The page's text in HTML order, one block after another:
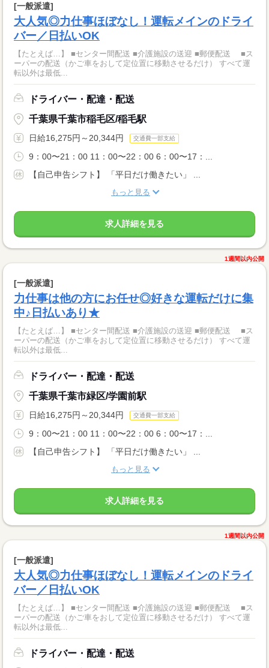
[一般派遣]
大人気◎力仕事ほぼなし！運転メインのドライ
バー／日払いOK
【たとえば…】 ■センター間配送 ■介護施設の送迎 ■郵便配送 ■ス
ーパーの配送（かご車をおして定位置に移動させるだけ） すべて運
転以外は最低...
ドライバー・配達・配送
千葉県千葉市稲毛区/稲毛駅
日給16,275円～20,344円 交通費一部支給
9：00〜21：00 11：00〜22：00 6：00〜17：...
【自己申告シフト】 「平日だけ働きたい」 ...
もっと見る
求人詳細を見る
1週間以内公開
[一般派遣]
力仕事は他の方にお任せ◎好きな運転だけに集
中♪日払いあり★
【たとえば…】 ■センター間配送 ■介護施設の送迎 ■郵便配送 ■ス
ーパーの配送（かご車をおして定位置に移動させるだけ） すべて運
転以外は最低...
ドライバー・配達・配送
千葉県千葉市緑区/学園前駅
日給16,275円～20,344円 交通費一部支給
9：00〜21：00 11：00〜22：00 6：00〜17：...
【自己申告シフト】 「平日だけ働きたい」 ...
もっと見る
求人詳細を見る
1週間以内公開
[一般派遣]
大人気◎力仕事ほぼなし！運転メインのドライ
バー／日払いOK
【たとえば…】 ■センター間配送 ■介護施設の送迎 ■郵便配送 ■ス
ーパーの配送（かご車をおして定位置に移動させるだけ） すべて運
転以外は最低...
ドライバー・配達・配送